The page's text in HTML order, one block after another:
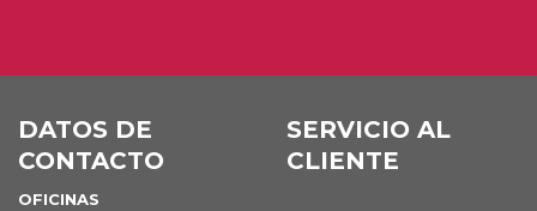
DATOS DE
CONTACTO
OFICINAS
SERVICIO AL
CLIENTE